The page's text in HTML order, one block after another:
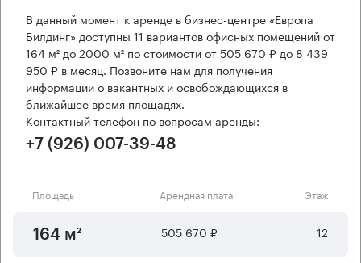
В данный момент к аренде в бизнес-центре «Европа
Билдинг» доступны 11 вариантов офисных помещений от
164 м² до 2000 м² по стоимости от 505 670 ₽ до 8 439
950 ₽ в месяц. Позвоните нам для получения
информации о вакантных и освобождающихся в
ближайшее время площадях.
Контактный телефон по вопросам аренды:
+7 (926) 007-39-48
Площадь Арендная плата Этаж
164 м² 505 670 ₽ 12